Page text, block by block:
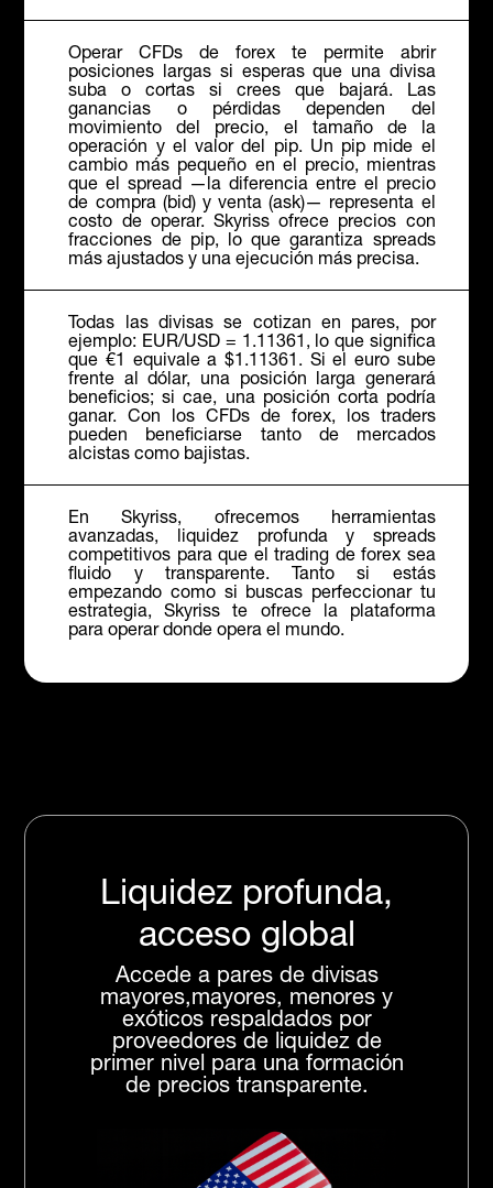
Operar CFDs de forex te permite abrir
posiciones largas si esperas que una divisa
suba o cortas si crees que bajará. Las
ganancias o pérdidas dependen del
movimiento del precio, el tamaño de la
operación y el valor del pip. Un pip mide el
cambio más pequeño en el precio, mientras
que el spread —la diferencia entre el precio
de compra (bid) y venta (ask)— representa el
costo de operar. Skyriss ofrece precios con
fracciones de pip, lo que garantiza spreads
más ajustados y una ejecución más precisa.
Todas las divisas se cotizan en pares, por
ejemplo: EUR/USD = 1.11361, lo que significa
que €1 equivale a $1.11361. Si el euro sube
frente al dólar, una posición larga generará
beneficios; si cae, una posición corta podría
ganar. Con los CFDs de forex, los traders
pueden beneficiarse tanto de mercados
alcistas como bajistas.
En Skyriss, ofrecemos herramientas
avanzadas, liquidez profunda y spreads
competitivos para que el trading de forex sea
fluido y transparente. Tanto si estás
empezando como si buscas perfeccionar tu
estrategia, Skyriss te ofrece la plataforma
para operar donde opera el mundo.
Liquidez profunda,
acceso global
Accede a pares de divisas
mayores,mayores, menores y
exóticos respaldados por
proveedores de liquidez de
primer nivel para una formación
de precios transparente.